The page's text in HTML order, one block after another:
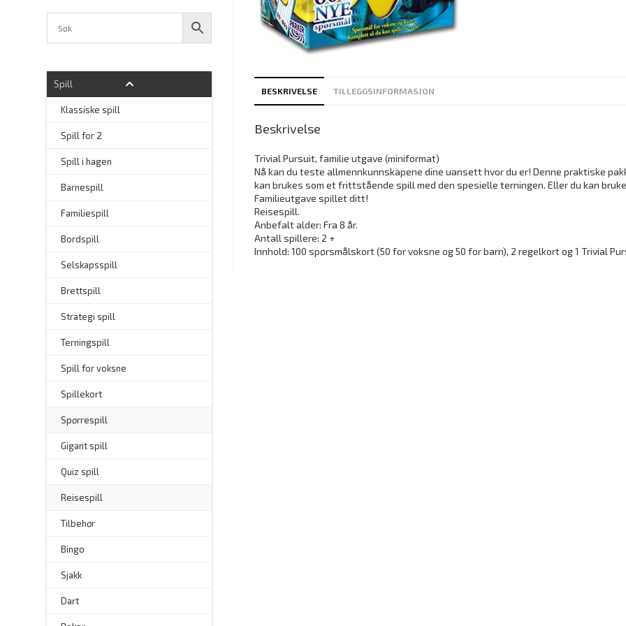
BESKRIVELSE TILLEGGSINFORMASJON
Beskrivelse
Trivial Pursuit, familie utgave (miniformat)
Nå kan du teste allmennkunnskapene dine uansett hvor du er! Denne praktiske
kan brukes som et frittstående spill med den spesielle terningen. Eller du kan
Familieutgave spillet ditt!
Reisespill.
Anbefalt alder: Fra 8 år.
Antall spillere: 2 +
Innhold: 100 spørsmålskort (50 for voksne og 50 for barn), 2 regelkort og 1 Trivial
Spill
Klassiske spill
Spill for 2
Spill i hagen
Barnespill
Familiespill
Bordspill
Selskapsspill
Brettspill
Strategi spill
Terningspill
Spill for voksne
Spillekort
Spørrespill
Gigant spill
Quiz spill
Reisespill
Tilbehør
Bingo
Sjakk
Dart